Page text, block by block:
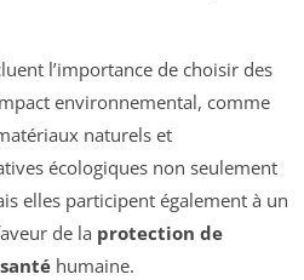
l’importance de choisir des
environnemental, comme
naturels et
écologiques non seulement
elles participent également à un
de la protection de
santé humaine.